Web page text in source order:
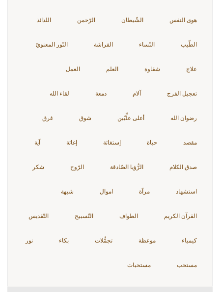
هوى النفس الشّيطان الرّحمن اللذائذ
الطّيب النّساء الفراشة النّور المعنويّ
علاج شقاوة العلم العمل
تعجيل الفرج آلام دمعة لقاء الله
رضوان الله أعلى علِّيّين شوق غرق
مقصد حياة إستغاثة إغاثة آية
صدق الكلام الرُّؤيا الصّادقة الرّوح شكر
استشهاد مرآة اموال شبهة
القرآن الكريم الطواف التّسبيح التّقديس
كيمياء موعظة تجمُّلات بكاء نور
مستحب مستحبات